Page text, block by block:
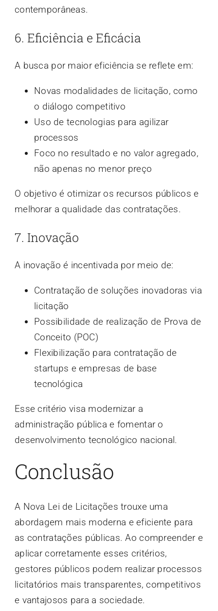
contemporâneas.
6. Eficiência e Eficácia
A busca por maior eficiência se reflete em:
Novas modalidades de licitação, como
o diálogo competitivo
Uso de tecnologias para agilizar
processos
Foco no resultado e no valor agregado,
não apenas no menor preço
O objetivo é otimizar os recursos públicos e
melhorar a qualidade das contratações.
7. Inovação
A inovação é incentivada por meio de:
Contratação de soluções inovadoras via
licitação
Possibilidade de realização de Prova de
Conceito (POC)
Flexibilização para contratação de
startups e empresas de base
tecnológica
Esse critério visa modernizar a
administração pública e fomentar o
desenvolvimento tecnológico nacional.
Conclusão
A Nova Lei de Licitações trouxe uma
abordagem mais moderna e eficiente para
as contratações públicas. Ao compreender e
aplicar corretamente esses critérios,
gestores públicos podem realizar processos
licitatórios mais transparentes, competitivos
e vantajosos para a sociedade.